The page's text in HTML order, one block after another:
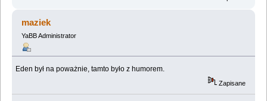
maziek
YaBB Administrator
Eden był na poważnie, tamto było z humorem.
Zapisane